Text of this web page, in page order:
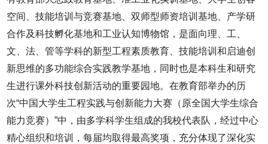
空间、技能培训与竞赛基地、双师型师资培训基地、产学研
合作及科技孵化基地和工业认知博物馆，是面向理、工、
文、法、管等学科的新型工程素质教育、技能培训和启迪创
新思维的多功能综合实践教学基地，同时也是本科生和研究
生进行课外科技创新活动的重要园地。在教育部举办的历
次“中国大学生工程实践与创新能力大赛（原全国大学生综合
能力竞赛）”中，由多学科学生组成的我校代表队，经过中心
精心组织和培训，每届均取得最高奖项，充分体现了深化实